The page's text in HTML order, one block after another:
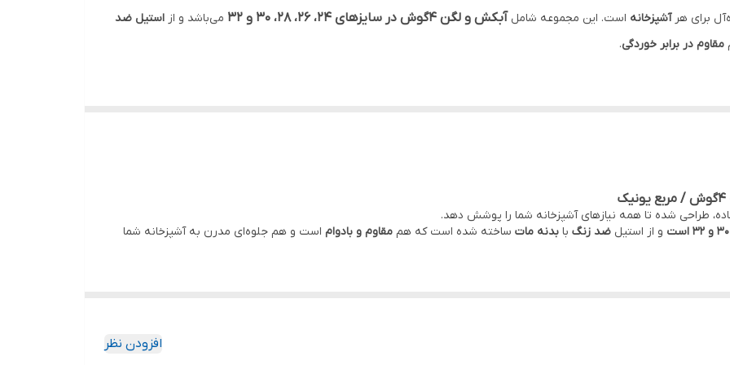
برای هر آشپزخانه است. این مجموعه شاملآبکش و لگن ۴گوش در سایزهای ۲۴، ۲۶، ۲۸، ۳۰ و ۳۲ می‌باشد و از استیل ضد
مقاوم در برابر خوردگی.
طراحی شده تا همه نیازهای آشپزخانه شما را پوشش دهد.
و از استیل ضد زنگ با بدنه مات ساخته شده است که هم مقاوم و بادوام است و هم جلوه‌ای مدرن به آشپزخانه شما
افزودن نظر